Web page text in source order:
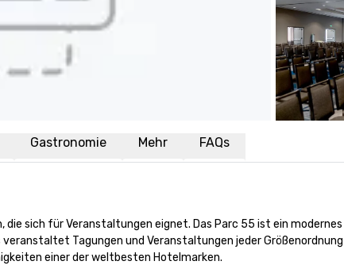
Gastronomie Mehr FAQs
sich für Veranstaltungen eignet. Das Parc 55 ist ein
Tagungen und Veranstaltungen jeder
einer der weltbesten Hotelmarken.